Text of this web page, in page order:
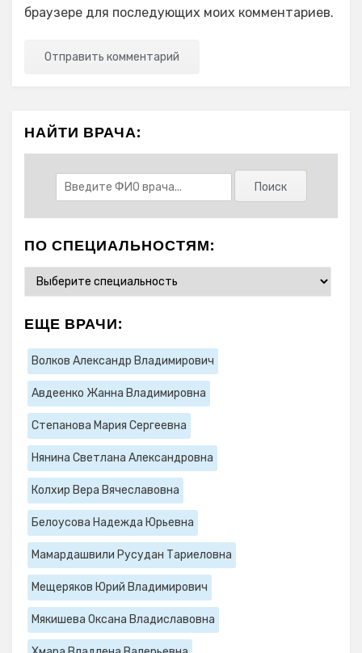
браузере для последующих моих комментариев.
НАЙТИ ВРАЧА:
ПО СПЕЦИАЛЬНОСТЯМ:
ЕЩЕ ВРАЧИ:
Волков Александр Владимирович
Авдеенко Жанна Владимировна
Степанова Мария Сергеевна
Нянина Светлана Александровна
Колхир Вера Вячеславовна
Белоусова Надежда Юрьевна
Мамардашвили Русудан Тариеловна
Мещеряков Юрий Владимирович
Мякишева Оксана Владиславовна